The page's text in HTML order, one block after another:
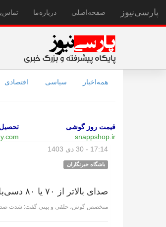
پارسی‌نیوز صفحه‌اصلی درباره‌ما
همه‌اخبار سیاسی اقتصادی
قیمت روز گوشی
snappshop.ir
17:14 - 30 دی 1403
باشگاه خبرنگاران
صدای بالاتر از ۷۰ یا ۸۰ دسی‌بل موجب افت شنوایی می‌شود
متخصص گوش، حلقی و بینی گفت: شدت صدای بالاتر از ۷۰ یا ۸۰ دسی بل باعث آسیب به عصب شنوایی و در